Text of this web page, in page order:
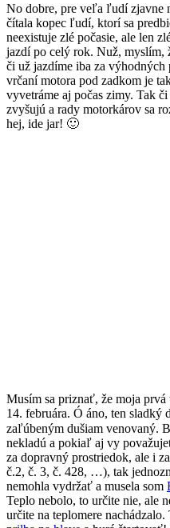
No dobre, pre veľa ľudí zjavne
čítala kopec ľudí, ktorí sa
neexistuje zlé počasie, ale len
jazdí po celý rok. Nuž, myslím,
či už jazdíme iba za výhodných
vrčaní motora pod zadkom je
vyvetráme aj počas zimy. Tak
zvyšujú a rady motorkárov sa
hej, ide jar! 🙂
Musím sa priznať, že moja
14. februára. Ó áno, ten sladký
zaľúbeným dušiam venovaný.
nekladú a pokiaľ aj vy
za dopravný prostriedok, ale i
č.2, č. 3, č. 428, …), tak
nemohla vydržať a musela som
Teplo nebolo, to určite nie, ale
určite na teplomere